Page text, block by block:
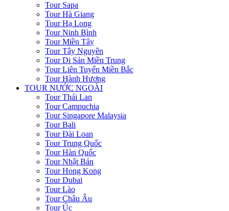
Tour Sapa
Tour Hà Giang
Tour Hạ Long
Tour Ninh Bình
Tour Miền Tây
Tour Tây Nguyên
Tour Di Sản Miền Trung
Tour Liên Tuyến Miền Bắc
Tour Hành Hương
TOUR NƯỚC NGOÀI
Tour Thái Lan
Tour Campuchia
Tour Singapore Malaysia
Tour Bali
Tour Đài Loan
Tour Trung Quốc
Tour Hàn Quốc
Tour Nhật Bản
Tour Hong Kong
Tour Dubai
Tour Lào
Tour Châu Âu
Tour Úc